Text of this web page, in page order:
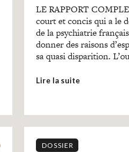
LE RAPPORT
court et concis qui a le
de la psychiatrie
donner des raisons
sa quasi disparition.
Lire la suite
DOSSIER